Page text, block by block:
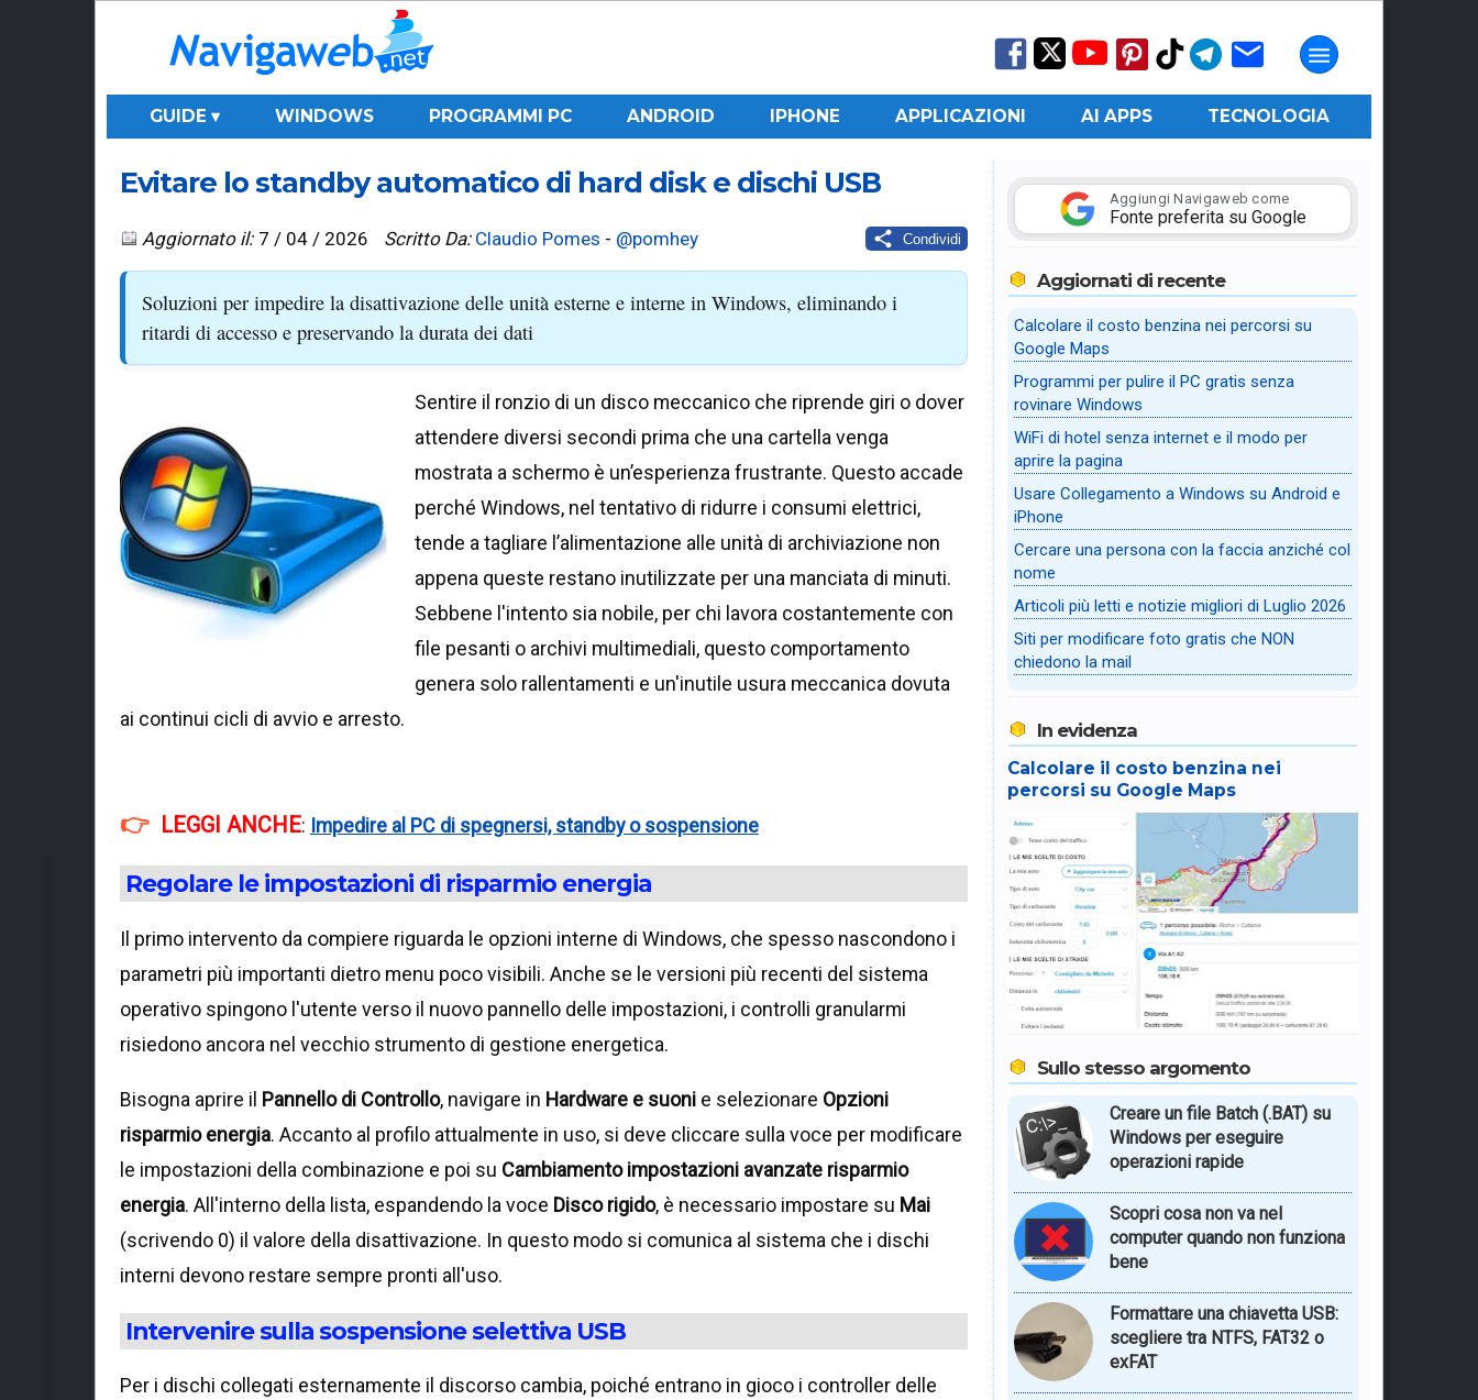
GUIDE ▾ WINDOWS PROGRAMMI PC ANDROID IPHONE APPLICAZIONI AI APPS TECNOLOGIA
Evitare lo standby automatico di hard disk e dischi USB
Condividi
Aggiornato il: 7 / 04 / 2026 Scritto Da: Claudio Pomes - @pomhey
Soluzioni per impedire la disattivazione delle unità esterne e interne in Windows, eliminando i
ritardi di accesso e preservando la durata dei dati
Sentire il ronzio di un disco meccanico che riprende giri o dover
attendere diversi secondi prima che una cartella venga
mostrata a schermo è un’esperienza frustrante. Questo accade
perché Windows, nel tentativo di ridurre i consumi elettrici,
tende a tagliare l’alimentazione alle unità di archiviazione non
appena queste restano inutilizzate per una manciata di minuti.
Sebbene l'intento sia nobile, per chi lavora costantemente con
file pesanti o archivi multimediali, questo comportamento
genera solo rallentamenti e un'inutile usura meccanica dovuta
ai continui cicli di avvio e arresto.
LEGGI ANCHE: Impedire al PC di spegnersi, standby o sospensione
Regolare le impostazioni di risparmio energia
Il primo intervento da compiere riguarda le opzioni interne di Windows, che spesso nascondono i
parametri più importanti dietro menu poco visibili. Anche se le versioni più recenti del sistema
operativo spingono l'utente verso il nuovo pannello delle impostazioni, i controlli granularmi
risiedono ancora nel vecchio strumento di gestione energetica.
Bisogna aprire il Pannello di Controllo, navigare in Hardware e suoni e selezionare Opzioni
risparmio energia. Accanto al profilo attualmente in uso, si deve cliccare sulla voce per modificare
le impostazioni della combinazione e poi su Cambiamento impostazioni avanzate risparmio
energia. All'interno della lista, espandendo la voce Disco rigido, è necessario impostare su Mai
(scrivendo 0) il valore della disattivazione. In questo modo si comunica al sistema che i dischi
interni devono restare sempre pronti all'uso.
Intervenire sulla sospensione selettiva USB
Per i dischi collegati esternamente il discorso cambia, poiché entrano in gioco i controller delle
Aggiungi Navigaweb come
Fonte preferita su Google
Aggiornati di recente
Calcolare il costo benzina nei percorsi su
Google Maps
Programmi per pulire il PC gratis senza
rovinare Windows
WiFi di hotel senza internet e il modo per
aprire la pagina
Usare Collegamento a Windows su Android e
iPhone
Cercare una persona con la faccia anziché col
nome
Articoli più letti e notizie migliori di Luglio 2026
Siti per modificare foto gratis che NON
chiedono la mail
In evidenza
Calcolare il costo benzina nei
percorsi su Google Maps
Sullo stesso argomento
Creare un file Batch (.BAT) su
Windows per eseguire
operazioni rapide
Scopri cosa non va nel
computer quando non funziona
bene
Formattare una chiavetta USB:
scegliere tra NTFS, FAT32 o
exFAT